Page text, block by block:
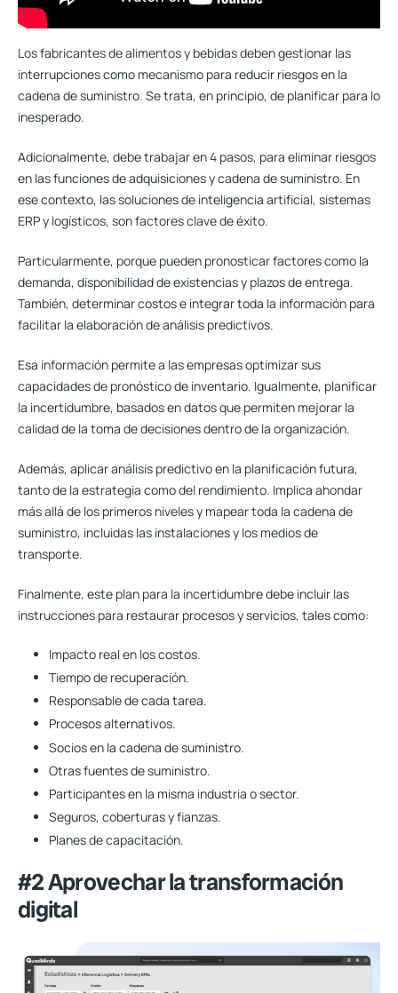
Los fabricantes de alimentos y bebidas deben gestionar las
interrupcionescomo mecanismo para reducir riesgos en la
cadena de suministro. Se trata, en principio, de planificar para lo
inesperado.
Adicionalmente, debe trabajar en 4 pasos, para eliminar riesgos
en las funciones de adquisiciones y cadena de suministro. En
ese contexto, las soluciones de inteligencia artificial, sistemas
ERP y logísticos, son factores clave de éxito.
Particularmente, porque pueden pronosticar factores como la
demanda, disponibilidad de existencias y plazos de entrega.
También, determinar costos e integrar toda la información para
facilitar la elaboración de análisis predictivos.
Esa información permite a las empresasoptimizar sus
capacidades de pronóstico de inventario. Igualmente, planificar
la incertidumbre, basados en datos que permiten mejorar la
calidad de la toma de decisiones dentro de la organización.
Además, aplicar análisis predictivo en la planificación futura,
tanto de la estrategia como del rendimiento. Implica ahondar
más allá de los primeros niveles y mapear toda la cadena de
suministro, incluidas las instalaciones y los medios de
transporte.
Finalmente, este plan para la incertidumbre debe incluir las
instrucciones para restaurar procesos y servicios, tales como:
Impacto real en los costos.
Tiempo de recuperación.
Responsable de cada tarea.
Procesos alternativos.
Socios en la cadena de suministro.
Otras fuentes de suministro.
Participantes en la misma industria o sector.
Seguros, coberturas y fianzas.
Planes de capacitación.
#2 Aprovechar la transformación
digital